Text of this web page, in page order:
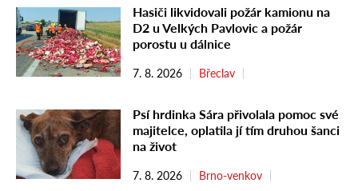
Hasiči likvidovali požár kamionu na
D2 u Velkých Pavlovic a požár
porostu u dálnice
7. 8. 2026 Břeclav
Psí hrdinka Sára přivolala pomoc své
majitelce, oplatila jí tím druhou šanci
na život
7. 8. 2026 Brno-venkov